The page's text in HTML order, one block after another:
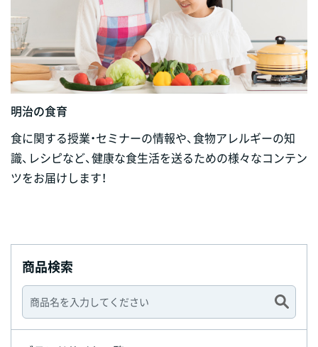
明治の食育
食に関する授業・セミナーの情報や、食物アレルギーの知
識、レシピなど、健康な食生活を送るための様々なコンテン
ツをお届けします！
商品検索